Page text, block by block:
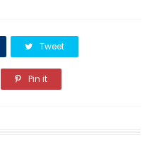
Tweet
Pin it